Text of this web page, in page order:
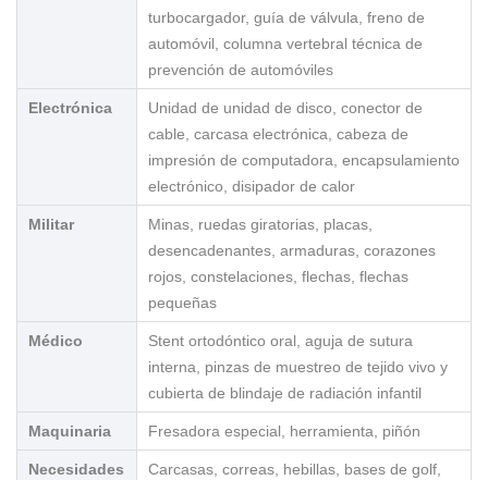
turbocargador, guía de válvula, freno de
automóvil, columna vertebral técnica de
prevención de automóviles
Electrónica
Unidad de unidad de disco, conector de
cable, carcasa electrónica, cabeza de
impresión de computadora, encapsulamiento
electrónico, disipador de calor
Militar
Minas, ruedas giratorias, placas,
desencadenantes, armaduras, corazones
rojos, constelaciones, flechas, flechas
pequeñas
Médico
Stent ortodóntico oral, aguja de sutura
interna, pinzas de muestreo de tejido vivo y
cubierta de blindaje de radiación infantil
Maquinaria Fresadora especial, herramienta, piñón
Necesidades
Carcasas, correas, hebillas, bases de golf,